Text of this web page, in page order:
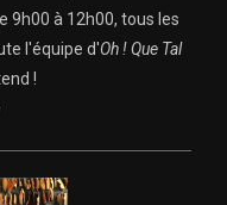
9h00 à 12h00, tous les
l'équipe d'Oh ! Que Tal
!